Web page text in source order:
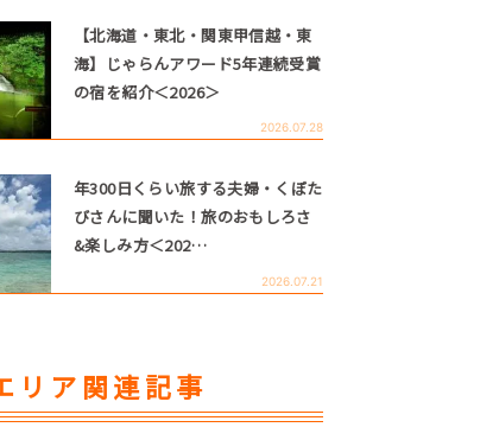
【北海道・東北・関東甲信越・東
海】じゃらんアワード5年連続受賞
の宿を紹介＜2026＞
2026.07.28
年300日くらい旅する夫婦・くぼた
びさんに聞いた！旅のおもしろさ
&楽しみ方＜202…
2026.07.21
リア関連記事